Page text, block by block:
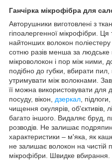
Ганчірка мікрофібра для
Авторушники виготовлені з
гіпоалергенної мікрофібри.
найтонших волокон
сотню разів менша за
мікроволокон і пор між ними,
подібно до губки, вбирати пил,
утримувати між волокнами.
її можна використовувати для
посуду, вікон, дзеркал ,
чищення окулярів, об'єктивів,
багато іншого. Видаляє бруд,
розводів. Не залишає
характеристики – м'яка, як
не залишає волокон на чистій
мікрофібри. Швидке